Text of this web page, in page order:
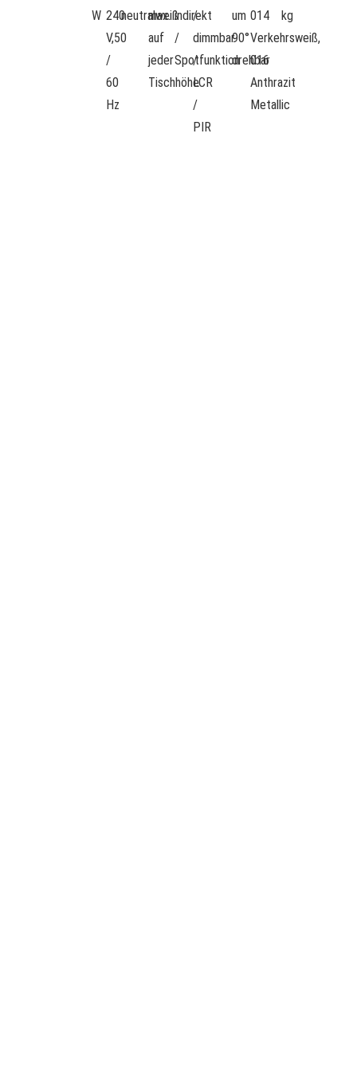
W 240
V,50
/
60
Hz
neutralweiß
max.
auf
jeder
Tischhöhe
indirekt
/
Spotfunktion
/
dimmbar
/
LCR
/
PIR
um
90°
drehbar
014
Verkehrsweiß,
016
Anthrazit
Metallic
kg